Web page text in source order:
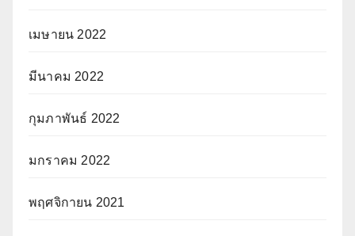
เมษายน 2022
มีนาคม 2022
กุมภาพันธ์ 2022
มกราคม 2022
พฤศจิกายน 2021